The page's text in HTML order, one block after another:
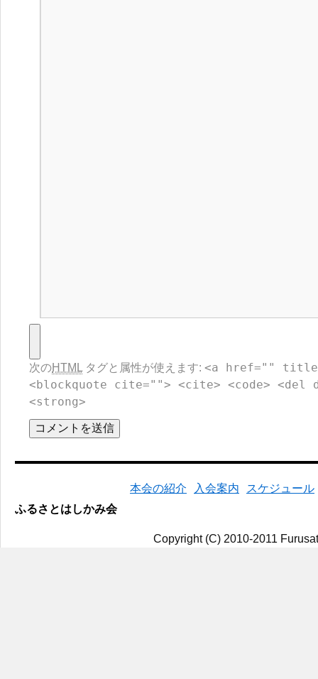
次のHTML タグと属性が使えます: <a href=""
<blockquote cite=""> <cite> <code> <del
<strong>
本会の紹介 入会案内
スケジュール
ふるさとはしかみ会
Copyright (C) 2010-2011